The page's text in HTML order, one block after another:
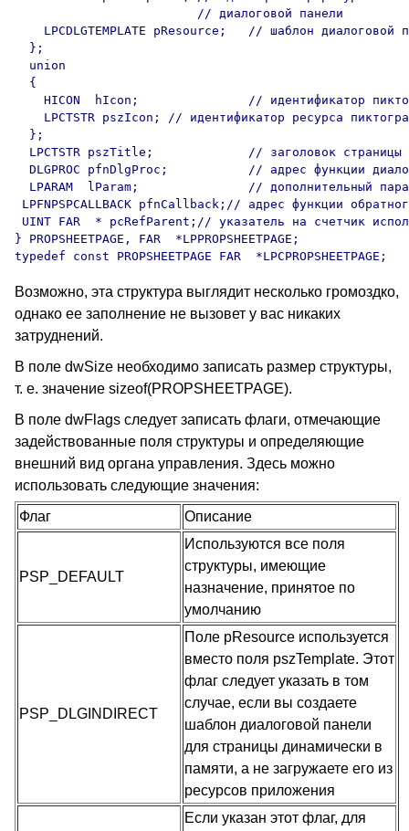
                         // диалоговой панели
LPCDLGTEMPLATE pResource;   // шаблон диалоговой
  };
  union
  {
HICON  hIcon;               // идентификатор
LPCTSTR pszIcon; // идентификатор ресурса
  };
  LPCTSTR pszTitle;             // заголовок страницы
DLGPROC pfnDlgProc;           // адрес функции
LPARAM  lParam;               // дополнительный
LPFNPSPCALLBACK pfnCallback;// адрес функции
UINT FAR  * pcRefParent;// указатель на счетчик
} PROPSHEETPAGE, FAR  *LPPROPSHEETPAGE;
Возможно, эта структура выглядит несколько громоздко,
однако ее заполнение не вызовет у вас никаких
затруднений.
В поле dwSize необходимо записать размер структуры,
т. е. значение sizeof(PROPSHEETPAGE).
В поле dwFlags следует записать флаги, отмечающие
задействованные поля структуры и определяющие
внешний вид органа управления. Здесь можно
использовать следующие значения:
Флаг
Описание
PSP_DEFAULT
Используются все поля
структуры, имеющие
назначение, принятое по
умолчанию
PSP_DLGINDIRECT
Поле pResource используется
вместо поля pszTemplate. Этот
флаг следует указать в том
случае, если вы создаете
шаблон диалоговой панели
для страницы динамически в
памяти, а не загружаете его из
ресурсов приложения
Если указан этот флаг, для